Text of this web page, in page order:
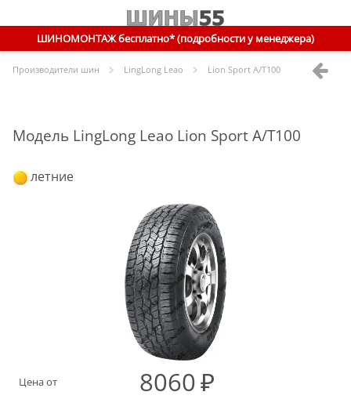
ШИНОМОНТАЖ бесплатно* (подробности у менеджера)
Производители шин LingLong Leao Lion Sport A/T100
Модель LingLong Leao Lion Sport A/T100
летние
Цена от 8060